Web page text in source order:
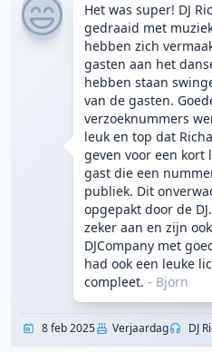
Het was super! DJ
gedraaid met
hebben zich
gasten aan het
hebben staan
van de gasten.
verzoeknummers
leuk en top dat
geven voor een kort
gast die een
publiek. Dit
opgepakt door de
zeker aan en zijn
DJCompany met
had ook een leuke
compleet. - Bjorn
8 feb 2025 Verjaardag DJ